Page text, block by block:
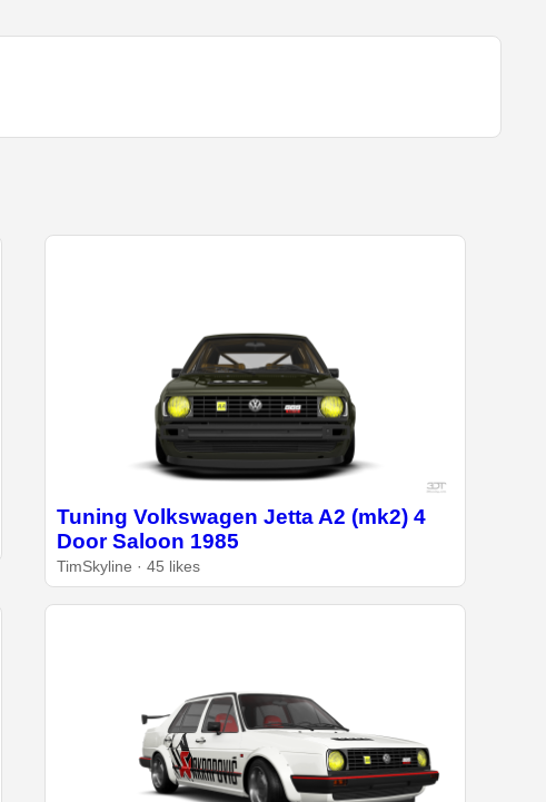
Tuning Volkswagen Jetta A2 (mk2) 4
Door Saloon 1985
TimSkyline · 45 likes